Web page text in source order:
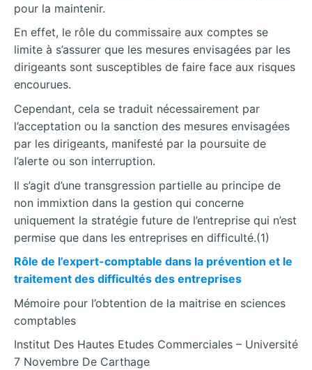
pour la maintenir.
En effet, le rôle du commissaire aux comptes se
limite à s’assurer que les mesures envisagées par les
dirigeants sont susceptibles de faire face aux risques
encourues.
Cependant, cela se traduit nécessairement par
l’acceptation ou la sanction des mesures envisagées
par les dirigeants, manifesté par la poursuite de
l’alerte ou son interruption.
Il s’agit d’une transgression partielle au principe de
non immixtion dans la gestion qui concerne
uniquement la stratégie future de l’entreprise qui n’est
permise que dans les entreprises en difficulté.(1)
Rôle de l’expert-comptable dans la prévention et le
traitement des difficultés des entreprises
Mémoire pour l’obtention de la maitrise en sciences
comptables
Institut Des Hautes Etudes Commerciales – Université
7 Novembre De Carthage